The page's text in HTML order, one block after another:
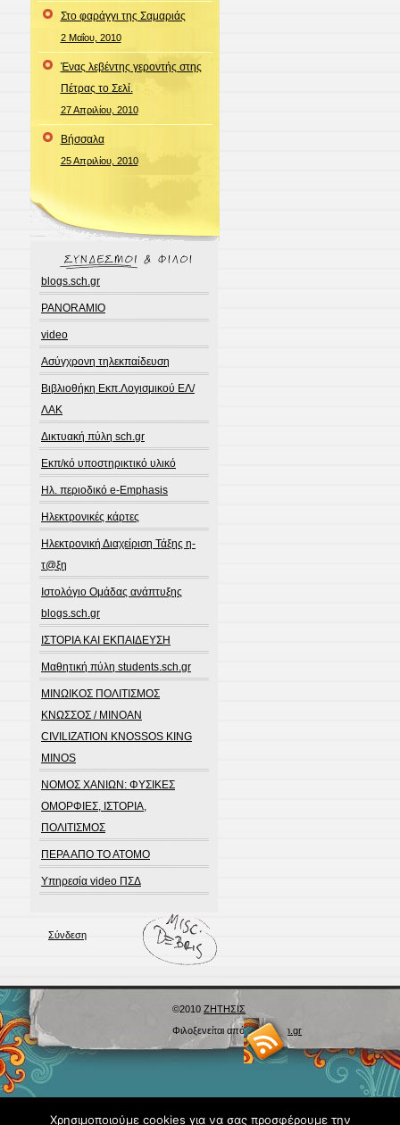
Στο φαράγγι της Σαμαριάς
2 Μαΐου, 2010
Ένας λεβέντης γεροντής στης
Πέτρας το Σελί.
27 Απριλίου, 2010
Bήσσαλα
25 Απριλίου, 2010
blogs.sch.gr
PANORAMIO
video
Ασύγχρονη τηλεκπαίδευση
Βιβλιοθήκη Εκπ.Λογισμικού ΕΛ/
ΛΑΚ
Δικτυακή πύλη sch.gr
Εκπ/κό υποστηρικτικό υλικό
Ηλ. περιοδικό e-Emphasis
Ηλεκτρονικές κάρτες
Ηλεκτρονική Διαχείριση Τάξης η-
τ@ξη
Ιστολόγιο Ομάδας ανάπτυξης
blogs.sch.gr
ΙΣΤΟΡΙΑ ΚΑΙ ΕΚΠΑΙΔΕΥΣΗ
Μαθητική πύλη students.sch.gr
ΜΙΝΩΙΚΟΣ ΠΟΛΙΤΙΣΜΟΣ
ΚΝΩΣΣΟΣ / MINOAN
CIVILIZATION KNOSSOS KING
MINOS
ΝΟΜΟΣ ΧΑΝΙΩΝ: ΦΥΣΙΚΕΣ
ΟΜΟΡΦΙΕΣ, ΙΣΤΟΡΙΑ,
ΠΟΛΙΤΙΣΜΟΣ
ΠΕΡΑ ΑΠΟ ΤΟ ΑΤΟΜΟ
Υπηρεσία video ΠΣΔ
Σύνδεση
©2010 ΖΗΤΗΣΙΣ
Φιλοξενείται απόBlogs.sch.gr
Χρησιμοποιούμε cookies για να σας προσφέρουμε την